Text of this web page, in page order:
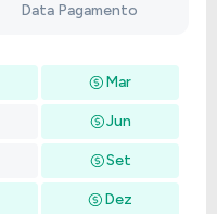
Data Pagamento
Mar
Jun
Set
Dez